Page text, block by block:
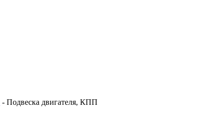
- Подвеска двигателя, КПП